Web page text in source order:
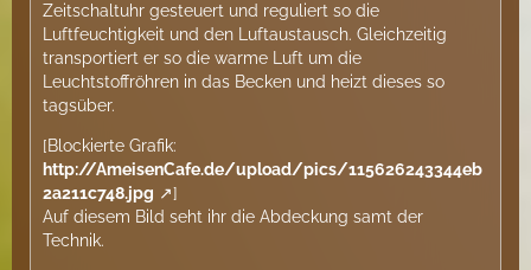
Zeitschaltuhr gesteuert und reguliert so die
Luftfeuchtigkeit und den Luftaustausch. Gleichzeitig
transportiert er so die warme Luft um die
Leuchtstoffröhren in das Becken und heizt dieses so
tagsüber.
[Blockierte Grafik:
http://AmeisenCafe.de/upload/pics/115626243344eb
2a211c748.jpg
]
Auf diesem Bild seht ihr die Abdeckung samt der
Technik.